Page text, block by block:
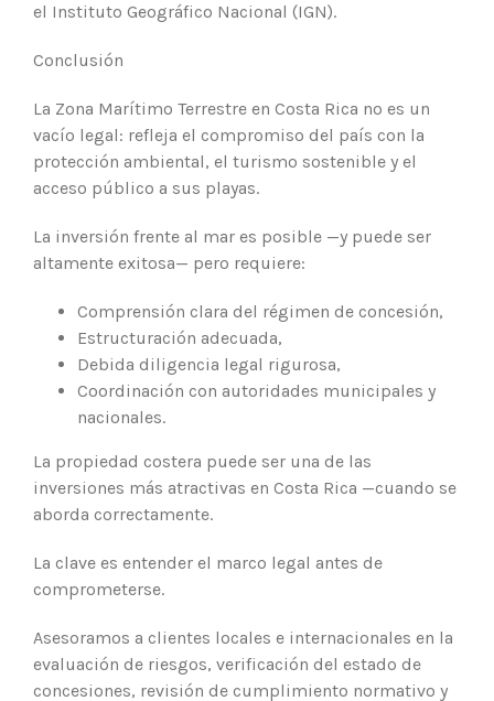
el Instituto Geográfico Nacional (IGN).
Conclusión
La Zona Marítimo Terrestre en Costa Rica no es un
vacío legal: refleja el compromiso del país con la
protección ambiental, el turismo sostenible y el
acceso público a sus playas.
La inversión frente al mar es posible —y puede ser
altamente exitosa— pero requiere:
Comprensión clara del régimen de concesión,
Estructuración adecuada,
Debida diligencia legal rigurosa,
Coordinación con autoridades municipales y
nacionales.
La propiedad costera puede ser una de las
inversiones más atractivas en Costa Rica —cuando se
aborda correctamente.
La clave es entender el marco legal antes de
comprometerse.
Asesoramos a clientes locales e internacionales en la
evaluación de riesgos, verificación del estado de
concesiones, revisión de cumplimiento normativo y